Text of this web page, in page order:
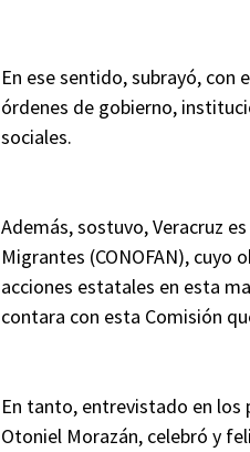
En ese sentido, subrayó,
órdenes de gobierno,
sociales.
Además, sostuvo, Veracruz
Migrantes (CONOFAN), cuyo
acciones estatales en esta
contara con esta Comisión
En tanto, entrevistado en los
Otoniel Morazán, celebró y